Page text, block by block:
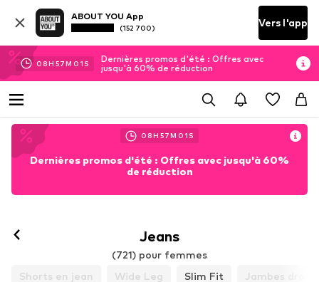
ABOUT YOU App
(152 700) Vers l'app
08H 56M 59 S
Dernières promos d'été : Offres avec
jusqu'à 60% de réduction
08H 56M 59 S
Dernières promos d'été : Offres avec jusqu'à 60%
de réduction
Jeans
(721) pour femmes
Shorts en jean
Wide Leg Slim Fit Jambes